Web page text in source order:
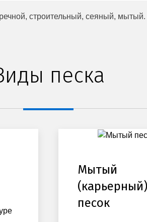
строительный, сеяный, мытый.
песка
Мытый
(карьерный)
песок